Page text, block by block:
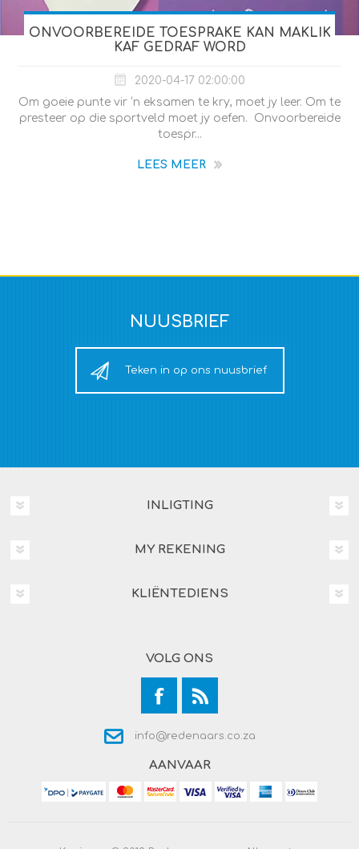
ONVOORBEREIDE TOESPRAKE KAN MAKLIK
KAF GEDRAF WORD
2020-04-17 02:00:00
Om goeie punte vir ‘n eksamen te kry, moet jy leer. Om te
presteer op die sportveld moet jy oefen. Onvoorbereide
toespr...
LEES MEER
NUUSBRIEF
Teken in op ons nuusbrief
INLIGTING
MY REKENING
KLIËNTEDIENS
VOLG ONS
info@redenaars.co.za
AANVAAR